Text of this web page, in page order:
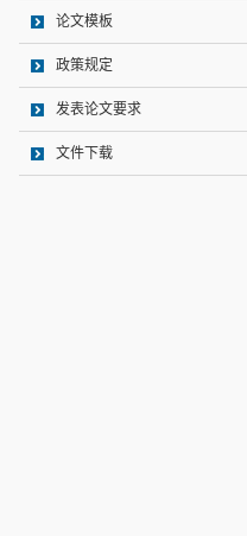
论文模板
政策规定
发表论文要求
文件下载